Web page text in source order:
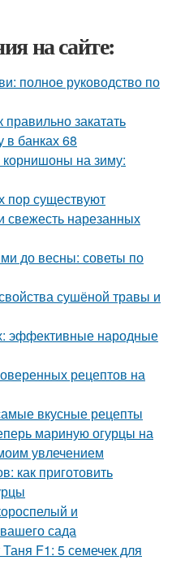
на сайте:
полное руководство по
закатать
банках 68
на зиму:
пор существуют
свежесть нарезанных
до весны: советы по
сушёной травы и
эффективные народные
рецептов на
вкусные рецепты
мариную огурцы на
увлечением
как приготовить
и
сада
F1: 5 семечек для